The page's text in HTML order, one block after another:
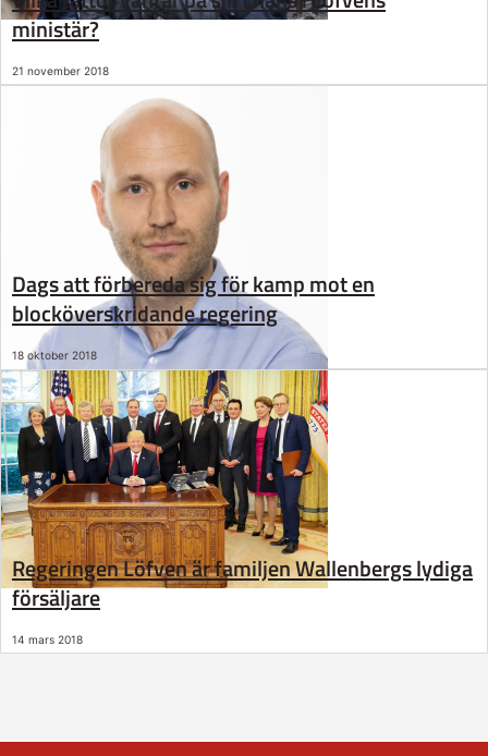
ministär?
21 november 2018
Dags att förbereda sig för kamp mot en
blocköverskridande regering
18 oktober 2018
Regeringen Löfven är familjen Wallenbergs lydiga
försäljare
14 mars 2018